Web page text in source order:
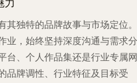
力
其独特的品牌故事与市场定位。
业，始终坚持深度沟通与需求分
台、个人作品集还是行业专属网
品牌调性、行业特征及目标受